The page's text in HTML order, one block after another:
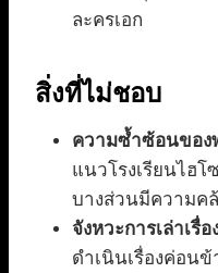
ละครเอก
สิ่งที่ไม่ชอบ
ความซ้ำซ้อนของ
แนวโรงเรียนไฮโ
บางส่วนมีความค
จังหวะการเล่าเรื่อ
ดำเนินเรื่องค่อน